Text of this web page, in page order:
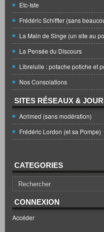
Etc-Iste
Frédéric Schiffter (sans
La Main de Singe (un site au
La Pensée du Discours
Librelulle : potache potiche et
Nos Consolations
SITES RÉSEAUX &
Acrimed (sans modération)
Frédéric Lordon (et sa Pompe)
CATEGORIES
CONNEXION
Accéder